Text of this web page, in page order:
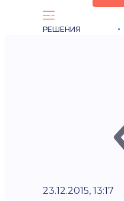
РЕШЕНИЯ
23.12.2015, 13:17